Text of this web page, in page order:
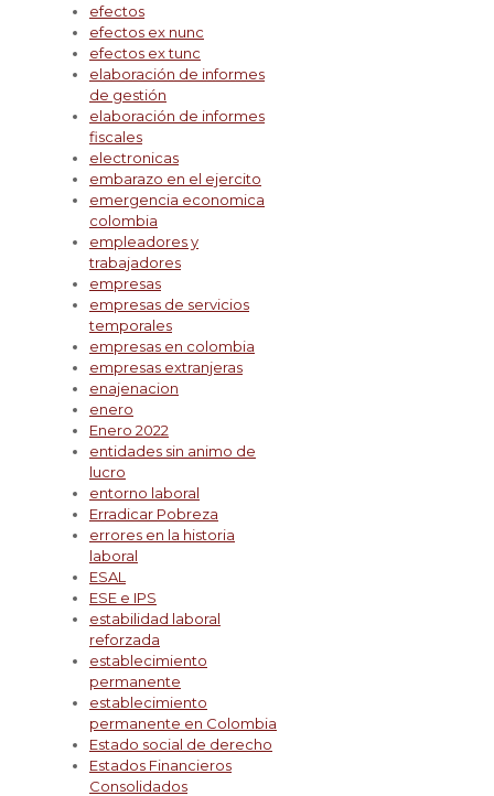
efectos
efectos ex nunc
efectos ex tunc
elaboración de informes
de gestión
elaboración de informes
fiscales
electronicas
embarazo en el ejercito
emergencia economica
colombia
empleadores y
trabajadores
empresas
empresas de servicios
temporales
empresas en colombia
empresas extranjeras
enajenacion
enero
Enero 2022
entidades sin animo de
lucro
entorno laboral
Erradicar Pobreza
errores en la historia
laboral
ESAL
ESE e IPS
estabilidad laboral
reforzada
establecimiento
permanente
establecimiento
permanente en Colombia
Estado social de derecho
Estados Financieros
Consolidados